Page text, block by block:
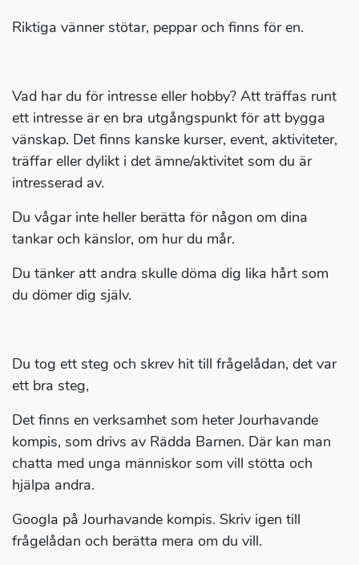
Riktiga vänner stötar, peppar och finns för en.
Vad har du för intresse eller hobby? Att träffas runt
ett intresse är en bra utgångspunkt för att bygga
vänskap. Det finns kanske kurser, event, aktiviteter,
träffar eller dylikt i det ämne/aktivitet som du är
intresserad av.
Du vågar inte heller berätta för någon om dina
tankar och känslor, om hur du mår.
Du tänker att andra skulle döma dig lika hårt som
du dömer dig själv.
Du tog ett steg och skrev hit till frågelådan, det var
ett bra steg,
Det finns en verksamhet som heter Jourhavande
kompis, som drivs av Rädda Barnen. Där kan man
chatta med unga människor som vill stötta och
hjälpa andra.
Googla på Jourhavande kompis. Skriv igen till
frågelådan och berätta mera om du vill.